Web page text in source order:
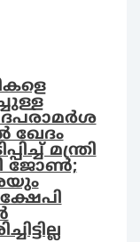
ഖേദം
മന്ത്രി
ജോണ്‍;